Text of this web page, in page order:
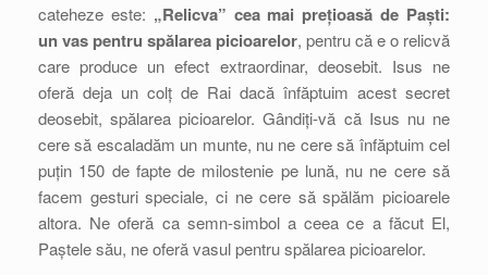
cateheze este: „Relicva” cea mai prețioasă de Paști:
un vas pentru spălarea picioarelor, pentru că e o relicvă
care produce un efect extraordinar, deosebit. Isus ne
oferă deja un colț de Rai dacă înfăptuim acest secret
deosebit, spălarea picioarelor. Gândiți-vă că Isus nu ne
cere să escaladăm un munte, nu ne cere să înfăptuim cel
puțin 150 de fapte de milostenie pe lună, nu ne cere să
facem gesturi speciale, ci ne cere să spălăm picioarele
altora. Ne oferă ca semn-simbol a ceea ce a făcut El,
Paștele său, ne oferă vasul pentru spălarea picioarelor.